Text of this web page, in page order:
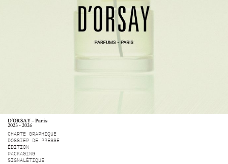
D’ORSAY – Paris
2023 - 2026
CHARTE GRAPHIQUE
DOSSIER DE PRESSE
ÉDITION
PACKAGING
SIGNALÉTIQUE